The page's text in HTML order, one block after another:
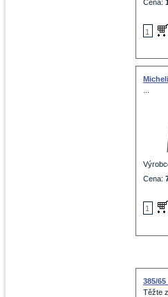
Cena:
Cena:
385/
Těžte